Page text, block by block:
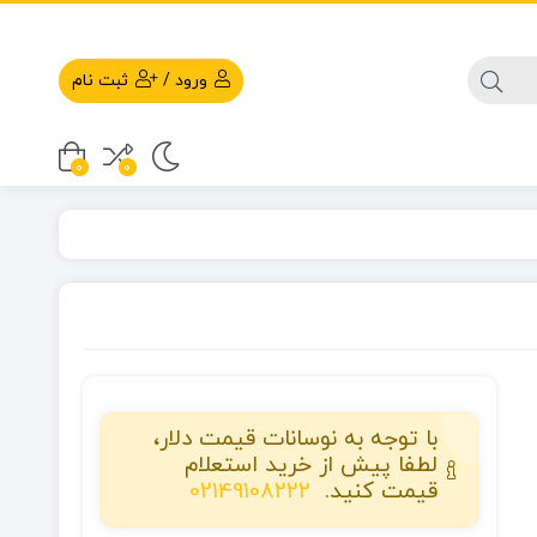
ورود / ثبت نام
0
0
با توجه به نوسانات قیمت دلار،
لطفا پیش از خرید استعلام
قیمت کنید. 02149108222